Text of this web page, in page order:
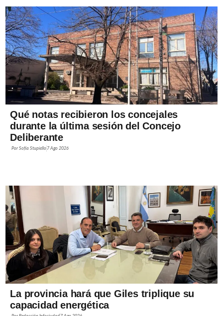
Qué notas recibieron los concejales
durante la última sesión del Concejo
Deliberante
Por Sofía Stupiello 7 Ago 2026
La provincia hará que Giles triplique su
capacidad energética